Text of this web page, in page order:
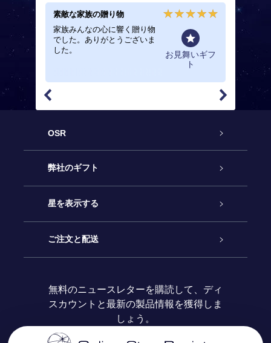
いギフ
素敵な家族の贈り物
家族みんなの心に響く贈り物
でした。ありがとうございま
した。
お見舞いギフ
ト
私の期
期待を
てすぐ
う!
OSR
カスタマーサービス
お問い合わせ
ブログ
レビュー
弊社のギフト
Online Starギフト
OSRギフトパック
OSR ギフトカード
星を表示する
星の登録
カスタマイズされたStar Page
ご注文と配送
お支払いに関する情報
無料のニュースレターを購読して、ディ
スカウントと最新の製品情報を獲得しま
しょう。